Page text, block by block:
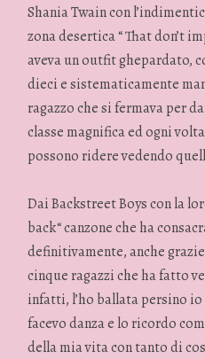
Shania Twain con
zona desertica “ That don’t
aveva un outfit ghepardato,
dieci e sistematicamente
ragazzo che si fermava per
classe magnifica ed ogni
possono ridere vedendo
Dai Backstreet Boys con la
back“ canzone che ha
definitivamente, anche
cinque ragazzi che ha fatto
infatti, l’ho ballata persino
facevo danza e lo ricordo
della mia vita con tanto di